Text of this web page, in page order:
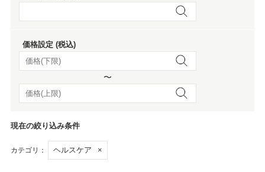
価格設定 (税込)
〜
現在の絞り込み条件
カテゴリ： ヘルスケア ×